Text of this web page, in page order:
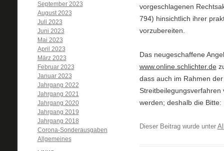
vorgeschlagenen
794) hinsichtlich ihrer
vorzubereiten.
Das neugeschaffene
www.online.schlichter.de
dass auch im Rahmen
werden; deshalb die
Dieser Beitrag wurde unter
September 2023
August 2023
Juli 2023
Juni 2023
Mai 2023
April 2023
März 2023
Februar 2023
Januar 2023
Jahrgang 2022
Jahrgang 2021
Jahrgang 2020
Jahrgang 2019
Jahrgang 2018
Corona-Sonderausgaben
Allgemeines